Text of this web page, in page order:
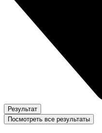
Результат
Посмотреть все результаты